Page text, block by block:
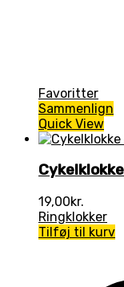
Favoritter
Sammenlign
Quick View
19,00kr.
Ringklokker
Tilføj til kurv